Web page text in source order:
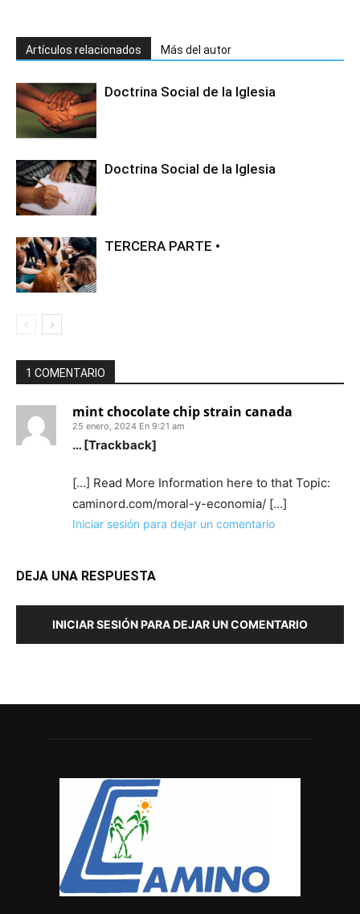
Artículos relacionados Más del autor
Doctrina Social de la Iglesia
Doctrina Social de la Iglesia
TERCERA PARTE •
1 COMENTARIO
mint chocolate chip strain canada
25 enero, 2024 En 9:21 am
… [Trackback]
[…] Read More Information here to that Topic:
caminord.com/moral-y-economia/ […]
Iniciar sesión para dejar un comentario
DEJA UNA RESPUESTA
INICIAR SESIÓN PARA DEJAR UN COMENTARIO